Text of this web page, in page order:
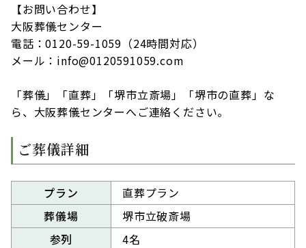
【お問い合わせ】
大阪葬儀センター
電話：0120-59-1059（24時間対応）
メール：info@0120591059.com
「葬儀」「直葬」「堺市立斎場」「堺市の直葬」な
ら、大阪葬儀センターへご連絡ください。
ご葬儀詳細
プラン
直葬プラン
葬儀場
堺市立破斎場
参列
4名